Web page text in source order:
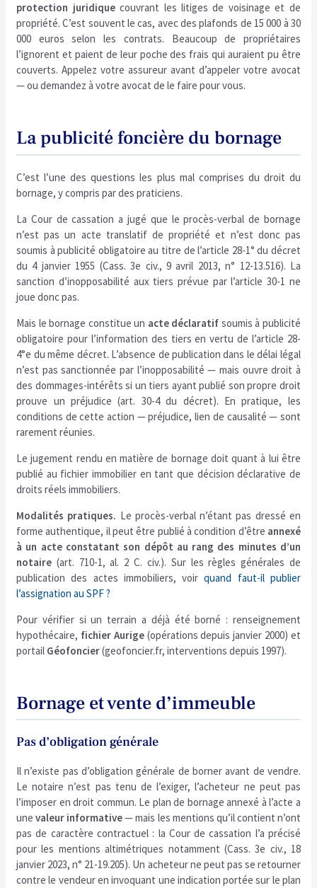
protection juridiquecouvrant les litiges de voisinage et de
propriété. C’est souvent le cas, avec des plafonds de 15 000 à 30
000 euros selon les contrats. Beaucoup de propriétaires
l’ignorent et paient de leur poche des frais qui auraient pu être
couverts. Appelez votre assureur avant d’appeler votre avocat
— ou demandez à votre avocat de le faire pour vous.
La publicité foncière du bornage
C’est l’une des questions les plus mal comprises du droit du
bornage, y compris par des praticiens.
La Cour de cassation a jugé que le procès-verbal de bornage
n’est pas un acte translatif de propriété et n’est donc pas
soumis à publicité obligatoire au titre de l’article 28-1° du décret
du 4 janvier 1955 (Cass. 3e civ., 9 avril 2013, n° 12-13.516). La
sanction d’inopposabilité aux tiers prévue par l’article 30-1 ne
joue donc pas.
Mais le bornage constitue un acte déclaratif soumis à publicité
obligatoire pour l’information des tiers en vertu de l’article 28-
4°e du même décret. L’absence de publication dans le délai légal
n’est pas sanctionnée par l’inopposabilité — mais ouvre droit à
des dommages-intérêts si un tiers ayant publié son propre droit
prouve un préjudice (art. 30-4 du décret). En pratique, les
conditions de cette action — préjudice, lien de causalité — sont
rarement réunies.
Le jugement rendu en matière de bornage doit quant à lui être
publié au fichier immobilier en tant que décision déclarative de
droits réels immobiliers.
Modalités pratiques. Le procès-verbal n’étant pas dressé en
forme authentique, il peut être publié à condition d’être annexé
à un acte constatant son dépôt au rang des minutes d’un
notaire (art. 710-1, al. 2 C. civ.). Sur les règles générales de
publication des actes immobiliers, voirquand faut-il publier
l’assignation au SPF ?
Pour vérifier si un terrain a déjà été borné : renseignement
hypothécaire, fichier Aurige(opérations depuis janvier 2000) et
portail Géofoncier(geofoncier.fr, interventions depuis 1997).
Bornage et vente d’immeuble
Pas d’obligation générale
Il n’existe pas d’obligation générale de borner avant de vendre.
Le notaire n’est pas tenu de l’exiger, l’acheteur ne peut pas
l’imposer en droit commun. Le plan de bornage annexé à l’acte a
unevaleur informative— mais les mentions qu’il contient n’ont
pas de caractère contractuel : la Cour de cassation l’a précisé
pour les mentions altimétriques notamment (Cass. 3e civ., 18
janvier 2023, n° 21-19.205). Un acheteur ne peut pas se retourner
contre le vendeur en invoquant une indication portée sur le plan